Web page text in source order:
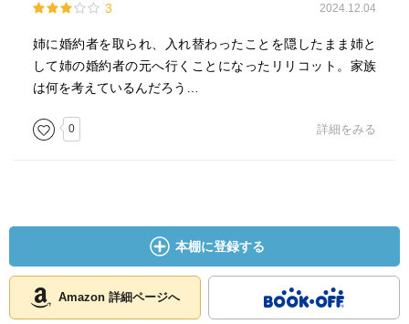
3 2024.12.04
姉に婚約者を取られ、入れ替わったことを隠したまま姉と
して姉の婚約者の元へ行くことになったリリコット。家族
は何を考えているんだろう…
0 詳細をみる
本棚に登録する
Amazon 詳細ページへ